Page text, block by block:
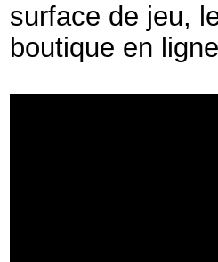
surface de jeu,
boutique en